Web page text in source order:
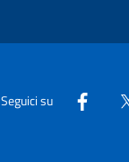
Seguici su